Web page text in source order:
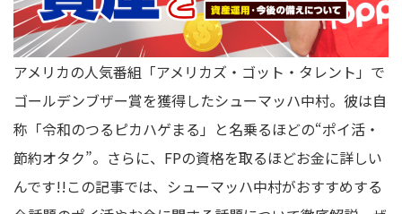
アメリカの人気番組「アメリカズ・ゴット・タレント」で
ゴールデンブザー賞を獲得したシューマッハ中村。彼は自
称「令和のつるピカハゲまる」と名乗るほどの“ポイ活・
節約オタク”。さらに、FPの資格を取るほどお金に詳しい
んです!!この記事では、シューマッハ中村がおすすめする